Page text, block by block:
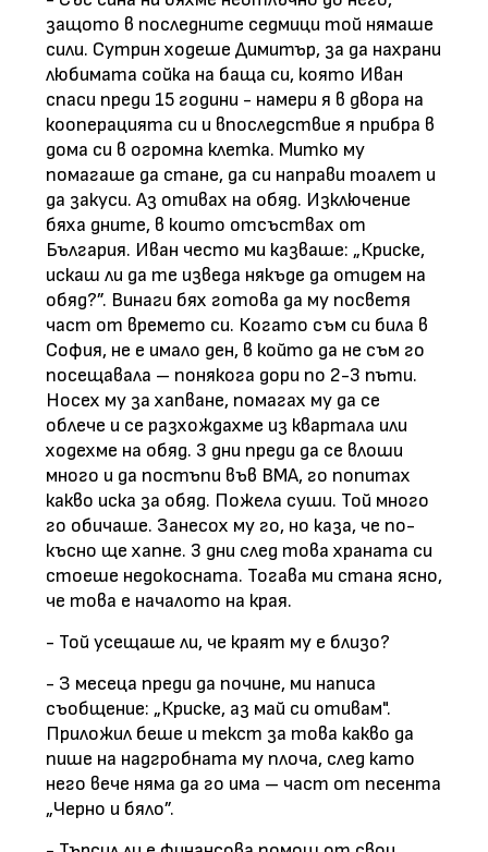
защото в последните седмици той нямаше
сили. Сутрин ходеше Димитър, за да нахрани
любимата сойка на баща си, която Иван
спаси преди 15 години - намери я в двора на
кооперацията си и впоследствие я прибра в
дома си в огромна клетка. Митко му
помагаше да стане, да си направи тоалет и
да закуси. Аз отивах на обяд. Изключение
бяха дните, в които отсъствах от
България. Иван често ми казваше: „Криске,
искаш ли да те изведа някъде да отидем на
обяд?”. Винаги бях готова да му посветя
част от времето си. Когато съм си била в
София, не е имало ден, в който да не съм го
посещавала – понякога дори по 2-3 пъти.
Носех му за хапване, помагах му да се
облече и се разхождахме из квартала или
ходехме на обяд. 3 дни преди да се влоши
много и да постъпи във ВМА, го попитах
какво иска за обяд. Пожела суши. Той много
го обичаше. Занесох му го, но каза, че по-
късно ще хапне. 3 дни след това храната си
стоеше недокосната. Тогава ми стана ясно,
че това е началото на края.
- Той усещаше ли, че краят му е близо?
- З месеца преди да почине, ми написа
съобщение: „Криске, аз май си отивам".
Приложил беше и текст за това какво да
пише на надгробната му плоча, след като
него вече няма да го има – част от песента
„Черно и бяло”.